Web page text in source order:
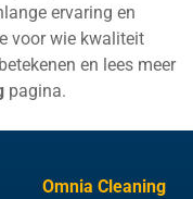
ervaring en
voor wie kwaliteit
en lees meer
pagina.
Omnia Cleaning